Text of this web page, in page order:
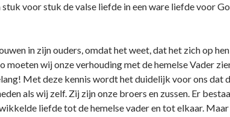
voor stuk de valse liefde in een ware liefde voor
in zijn ouders, omdat het weet, dat het zich op
moeten wij onze verhouding met de hemelse Vader
Met deze kennis wordt het duidelijk voor ons dat
als wij zelf. Zij zijn onze broers en zussen. Er
liefde tot de hemelse vader en tot elkaar.